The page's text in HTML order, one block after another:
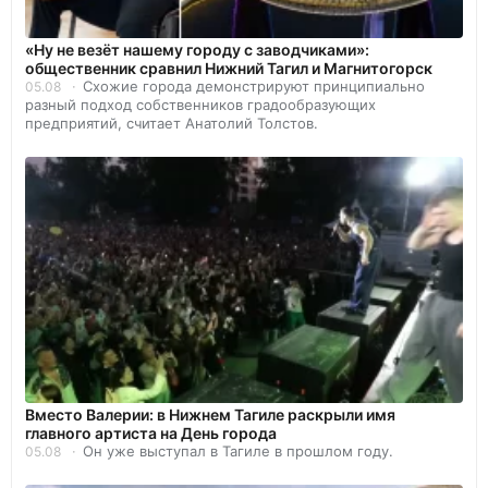
«Ну не везёт нашему городу с заводчиками»:
общественник сравнил Нижний Тагил и Магнитогорск
05.08
Схожие города демонстрируют принципиально
разный подход собственников градообразующих
предприятий, считает Анатолий Толстов.
Вместо Валерии: в Нижнем Тагиле раскрыли имя
главного артиста на День города
05.08 Он уже выступал в Тагиле в прошлом году.